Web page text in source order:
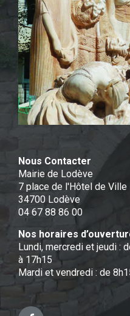
Nous Contacter
Mairie de Lodève
7 place de l'Hôtel de Ville
34700 Lodève
04 67 88 86 00
Nos horaires
Lundi, mercredi et jeudi :
à 17h15
Mardi et vendredi : de